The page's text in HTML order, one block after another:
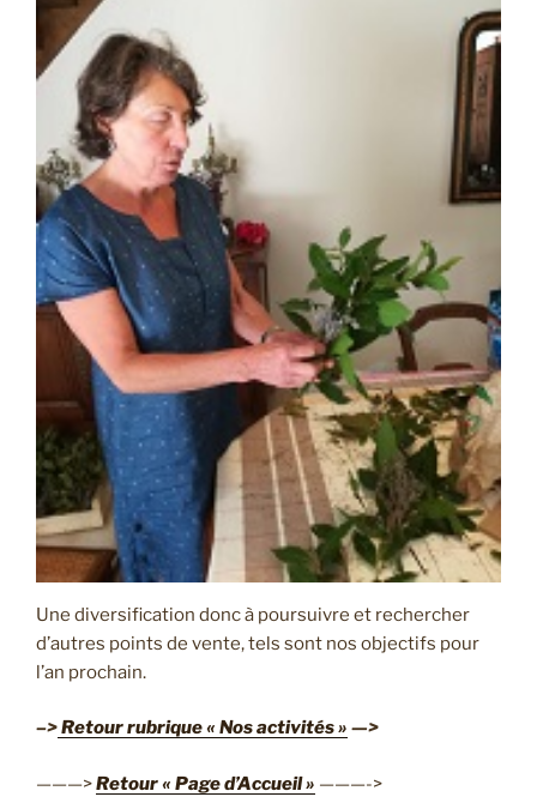
Une diversification donc à poursuivre et rechercher
d’autres points de vente, tels sont nos objectifs pour
l’an prochain.
–>Retour rubrique « Nos activités » —>
———>Retour « Page d’Accueil » ———->